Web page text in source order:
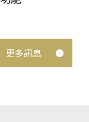
更多訊息